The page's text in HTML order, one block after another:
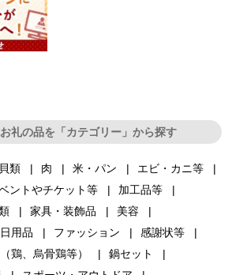
礼の品を「カテゴリー」から探す
類 肉 米・パン
エビ・カニ等
ントやチケット等
加工品等
家具・装飾品
美容
用品 ファッション
感謝状等
鶏、烏骨鶏等）
鍋セット